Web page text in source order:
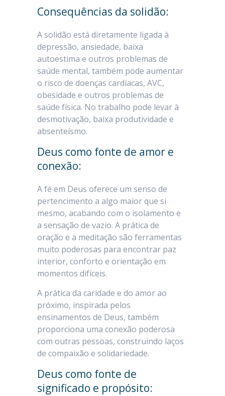
Consequências da solidão:
A solidão está diretamente ligada à
depressão, ansiedade, baixa
autoestima e outros problemas de
saúde mental, também pode aumentar
o risco de doenças cardíacas, AVC,
obesidade e outros problemas de
saúde física. No trabalho pode levar à
desmotivação, baixa produtividade e
absenteísmo.
Deus como fonte de amor e
conexão:
A fé em Deus oferece um senso de
pertencimento a algo maior que si
mesmo, acabando com o isolamento e
a sensação de vazio. A prática de
oração e a meditação são ferramentas
muito poderosas para encontrar paz
interior, conforto e orientação em
momentos difíceis.
A prática da caridade e do amor ao
próximo, inspirada pelos
ensinamentos de Deus, também
proporciona uma conexão poderosa
com outras pessoas, construindo laços
de compaixão e solidariedade.
Deus como fonte de
significado e propósito: